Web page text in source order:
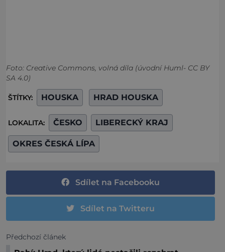
Foto: Creative Commons, volná díla (úvodní Huml- CC BY
SA 4.0)
ŠTÍTKY: HOUSKA HRAD HOUSKA
LOKALITA: ČESKO LIBERECKÝ KRAJ
OKRES ČESKÁ LÍPA
Sdílet na Facebooku
Sdílet na Twitteru
Předchozí článek